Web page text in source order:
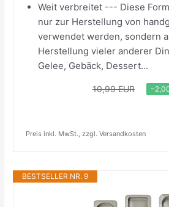
Weit verbreitet --- Diese
nur zur Herstellung von
verwendet werden, sondern
Herstellung vieler anderer
Gelee, Gebäck, Dessert...
10,99 EUR
Preis inkl. MwSt., zzgl. Versandkosten
BESTSELLER NR. 9